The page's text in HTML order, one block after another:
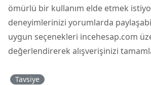
ömürlü bir kullanım elde etmek
deneyimlerinizi yorumlarda
uygun seçenekleri incehesap.com
değerlendirerek alışverişinizi
Tavsiye